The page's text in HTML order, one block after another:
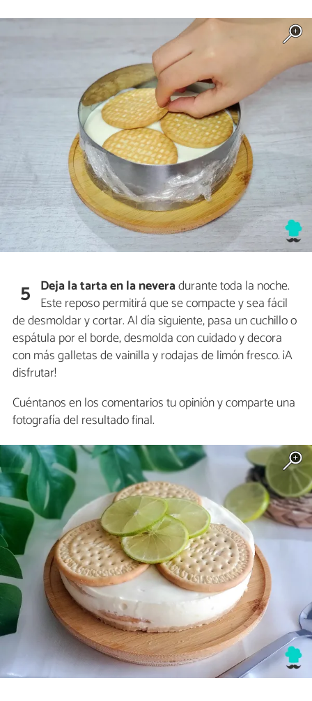
5 Deja la tarta en la neveradurante toda la noche.
Este reposo permitirá que se compacte y sea fácil
de desmoldar y cortar. Al día siguiente, pasa un cuchillo o
espátula por el borde, desmolda con cuidado y decora
con más galletas de vainilla y rodajas de limón fresco. ¡A
disfrutar!
Cuéntanos en los comentarios tu opinión y comparte una
fotografía del resultado final.